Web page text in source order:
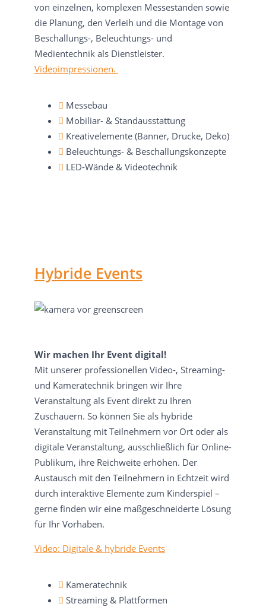
von einzelnen, komplexen Messeständen sowie
die Planung, den Verleih und die Montage von
Beschallungs-, Beleuchtungs- und
Medientechnik als Dienstleister.
Videoimpressionen.
Messebau
Mobiliar- & Standausstattung
Kreativelemente (Banner, Drucke, Deko)
Beleuchtungs- & Beschallungskonzepte
LED-Wände & Videotechnik
Hybride Events
Wir machen Ihr Event digital!
Mit unserer professionellen Video-, Streaming-
und Kameratechnik bringen wir Ihre
Veranstaltung als Event direkt zu Ihren
Zuschauern. So können Sie als hybride
Veranstaltung mit Teilnehmern vor Ort oder als
digitale Veranstaltung, ausschließlich für Online-
Publikum, ihre Reichweite erhöhen. Der
Austausch mit den Teilnehmern in Echtzeit wird
durch interaktive Elemente zum Kinderspiel –
gerne finden wir eine maßgeschneiderte Lösung
für Ihr Vorhaben.
Video: Digitale & hybride Events
Kameratechnik
Streaming & Plattformen